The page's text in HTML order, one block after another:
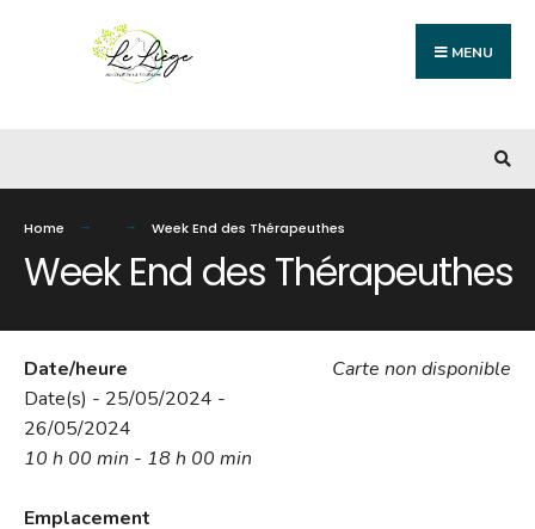
MENU
Home Week End des Thérapeuthes
Week End des Thérapeuthes
Carte non disponible
Date/heure
Date(s) - 25/05/2024 -
26/05/2024
10 h 00 min - 18 h 00 min
Emplacement